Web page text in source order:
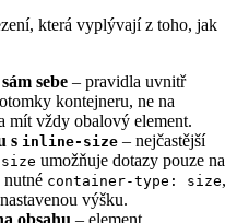
která vyplývají z toho, jak
sebe – pravidla uvnitř
kontejneru, ne na
mít vždy obalový element.
s inline-size – nejčastější
umožňuje dotazy pouze na
container-type: size,
výšku.
obsahu – element